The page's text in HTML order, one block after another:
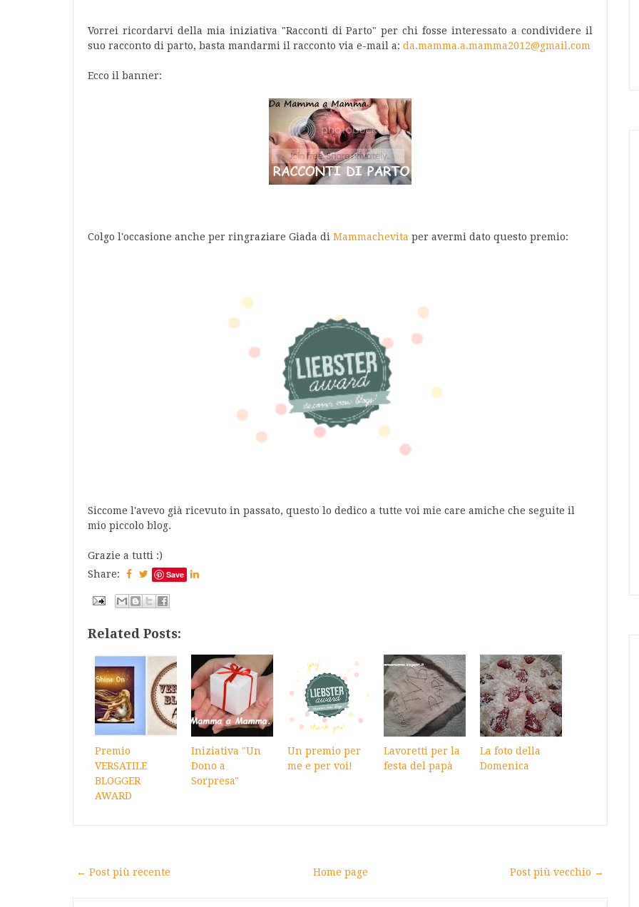
Vorrei ricordarvi della mia iniziativa "Racconti di Parto" per chi fosse interessato a condividere il
suo racconto di parto, basta mandarmi il racconto via e-mail a: da.mamma.a.mamma2012@gmail.com
Ecco il banner:
Colgo l'occasione anche per ringraziare Giada di Mammachevita per avermi dato questo premio:
Siccome l'avevo già ricevuto in passato, questo lo dedico a tutte voi mie care amiche che seguite il
mio piccolo blog.
Grazie a tutti :)
Share:
Save
Related Posts:
Premio
VERSATILE
BLOGGER
AWARD
Iniziativa "Un
Dono a
Sorpresa"
Un premio per
me e per voi!
Lavoretti per la
festa del papà
La foto della
Domenica
← Post più recente Post più vecchio →
Home page